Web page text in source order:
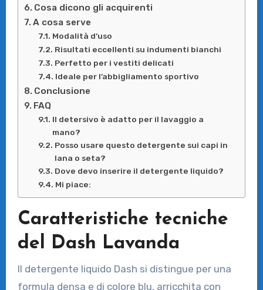
Cosa dicono gli acquirenti
A cosa serve
Modalità d’uso
Risultati eccellenti su indumenti bianchi
Perfetto per i vestiti delicati
Ideale per l’abbigliamento sportivo
Conclusione
FAQ
Il detersivo è adatto per il lavaggio a
mano?
Posso usare questo detergente sui capi in
lana o seta?
Dove devo inserire il detergente liquido?
Mi piace:
Caratteristiche tecniche
del Dash Lavanda
Il detergente liquido Dash si distingue per una
formula densa e di colore blu, arricchita con